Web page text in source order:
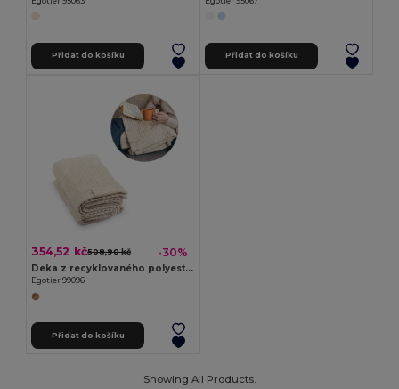
Přidat do košíku Přidat do košíku
354,52 kč508,90 kč -30%
Deka z recyklovaného polyesteru (100% rPET) s prošitým detailem pro personalizaci
Egotier 99096
Přidat do košíku
Showing All Products.